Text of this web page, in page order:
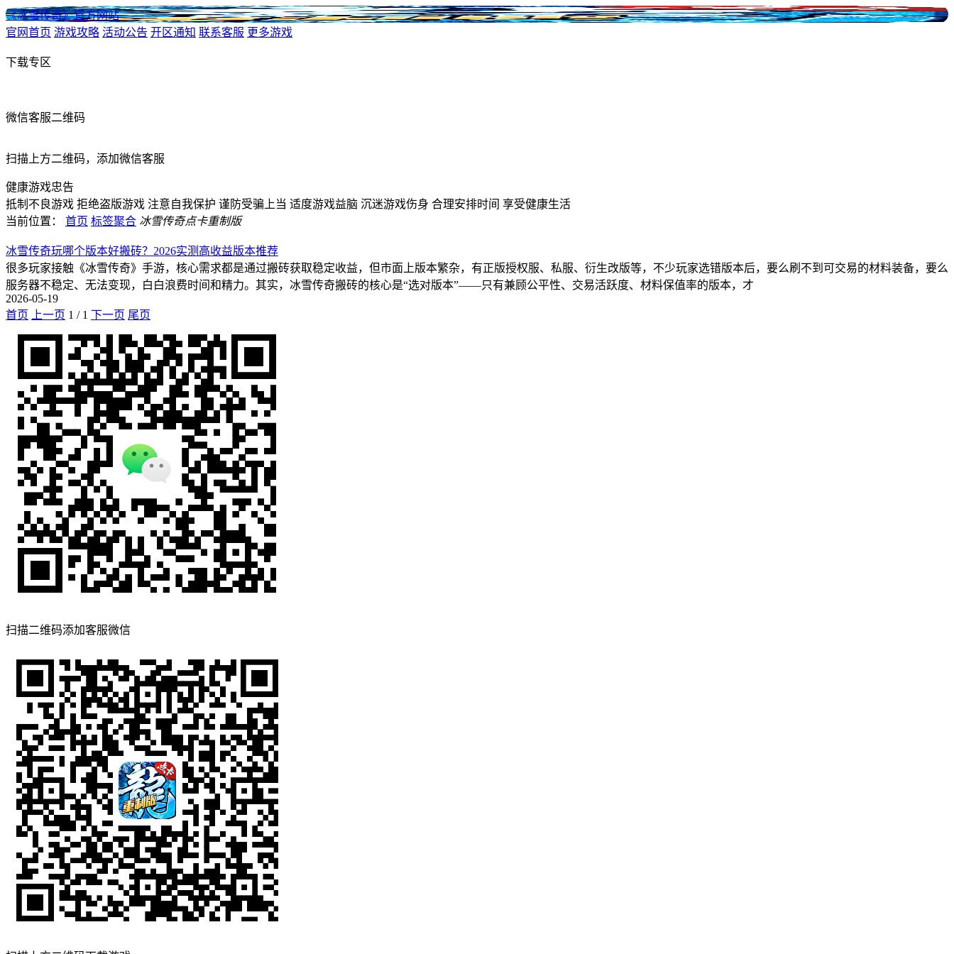
《冰雪传奇》官方网站
官网首页 游戏攻略 活动公告 开区通知 联系客服 更多游戏
下载专区
微信客服二维码
扫描上方二维码，添加微信客服
健康游戏忠告
抵制不良游戏 拒绝盗版游戏 注意自我保护 谨防受骗上当 适度游戏益脑 沉迷游戏伤身 合理安排时间 享受健康生活
当前位置：
首页 标签聚合 冰雪传奇点卡重制版
冰雪传奇玩哪个版本好搬砖？2026实测高收益版本推荐
很多玩家接触《冰雪传奇》手游，核心需求都是通过搬砖获取稳定收益，但市面上版本繁杂，有正版授权服、私服、衍生改版等，不少玩家选错版本后，要么刷不到可交易的材料装备，要么
服务器不稳定、无法变现，白白浪费时间和精力。其实，冰雪传奇搬砖的核心是“选对版本”——只有兼顾公平性、交易活跃度、材料保值率的版本，才
2026-05-19
首页
上一页 1 / 1 下一页 尾页
扫描二维码添加客服微信